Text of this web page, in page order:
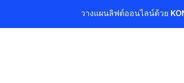
วางแผนลิฟต์ออนไลน์ด้วย